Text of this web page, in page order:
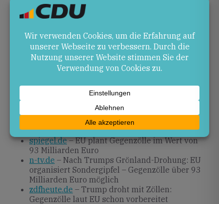
In den kommenden Wochen wird der Ausgang des
Einigung innerhalb der EU könnte noch vor Februar
zu konkreten Gegenzöllen führen. Andererseits
bieten laufende Verhandlungen auch die Möglichkeit,
eine Deeskalation im transatlantischen
Handelsverhältnis zu erreichen.
Quellen
handelsblatt.com– Trumps neuer Zollschock –
Europa bereitet Gegenschlag vor
spiegel.de– EU plant Gegenzölle im Wert von
93 Milliarden Euro
n-tv.de – Nach Trumps Grönland-Drohung: EU
organisiert Sondergipfel – Gegenzölle über 93
Milliarden Euro möglich
zdfheute.de – Trump droht mit Zöllen:
Gegenzölle laut EU schon vorbereitet